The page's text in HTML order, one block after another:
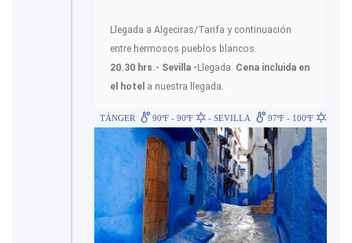
Llegada a Algeciras/Tarifa y continuación
entre hermosos pueblos blancos.
20.30 hrs.- Sevilla -Llegada. Cena incluida en
el hotel a nuestra llegada.
TÁNGER 90ºF - 90ºF - SEVILLA 97ºF - 100ºF